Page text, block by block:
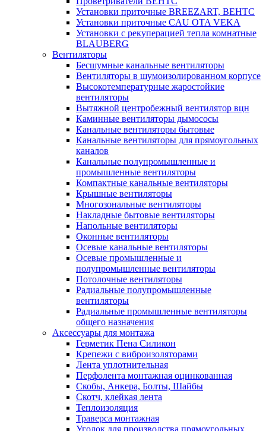
Установки приточные BREEZART, ВЕНТС
Установки приточные CAU OTA VEKA
Установки с рекуперацией тепла комнатные
BLAUBERG
Вентиляторы
Бесшумные канальные вентиляторы
Вентиляторы в шумоизолированном корпусе
Высокотемпературные жаростойкие
вентиляторы
Вытяжной центробежный вентилятор вцн
Каминные вентиляторы дымососы
Канальные вентиляторы бытовые
Канальные вентиляторы для прямоугольных
каналов
Канальные полупромышленные и
промышленные вентиляторы
Компактные канальные вентиляторы
Крышные вентиляторы
Многозональные вентиляторы
Накладные бытовые вентиляторы
Напольные вентиляторы
Оконные вентиляторы
Осевые канальные вентиляторы
Осевые промышленные и
полупромышленные вентиляторы
Потолочные вентиляторы
Радиальные полупромышленные
вентиляторы
Радиальные промышленные вентиляторы
общего назначения
Аксессуары для монтажа
Герметик Пена Силикон
Крепежи с виброизоляторами
Лента уплотнительная
Перфолента монтажная оцинкованная
Скобы, Анкера, Болты, Шайбы
Скотч, клейкая лента
Теплоизоляция
Траверса монтажная
Уголок для производства прямоугольных